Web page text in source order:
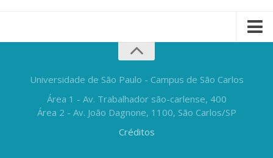
Universidade de São Paulo - Campus de São Carlos
Área 1 - Av. Trabalhador são-carlense, 400
Área 2 - Av. João Dagnone, 1100, São Carlos/SP
Créditos